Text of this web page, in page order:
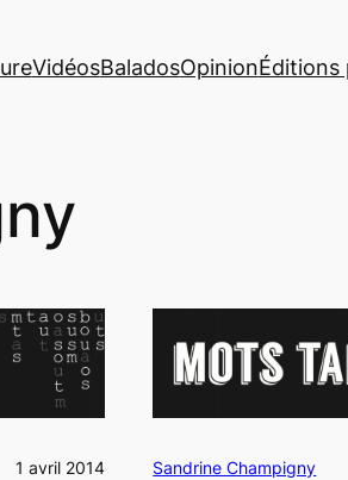
VidéosBaladosOpinionÉditions
1 avril 2014 Sandrine Champigny